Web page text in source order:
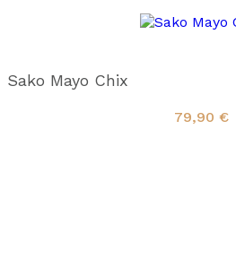
Sako Mayo Chix
79,90 €